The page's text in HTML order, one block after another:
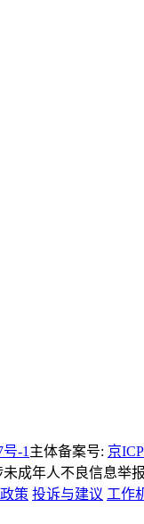
-1 主体备案号: 京
成年人不良信息举
策 投诉与建议 工作